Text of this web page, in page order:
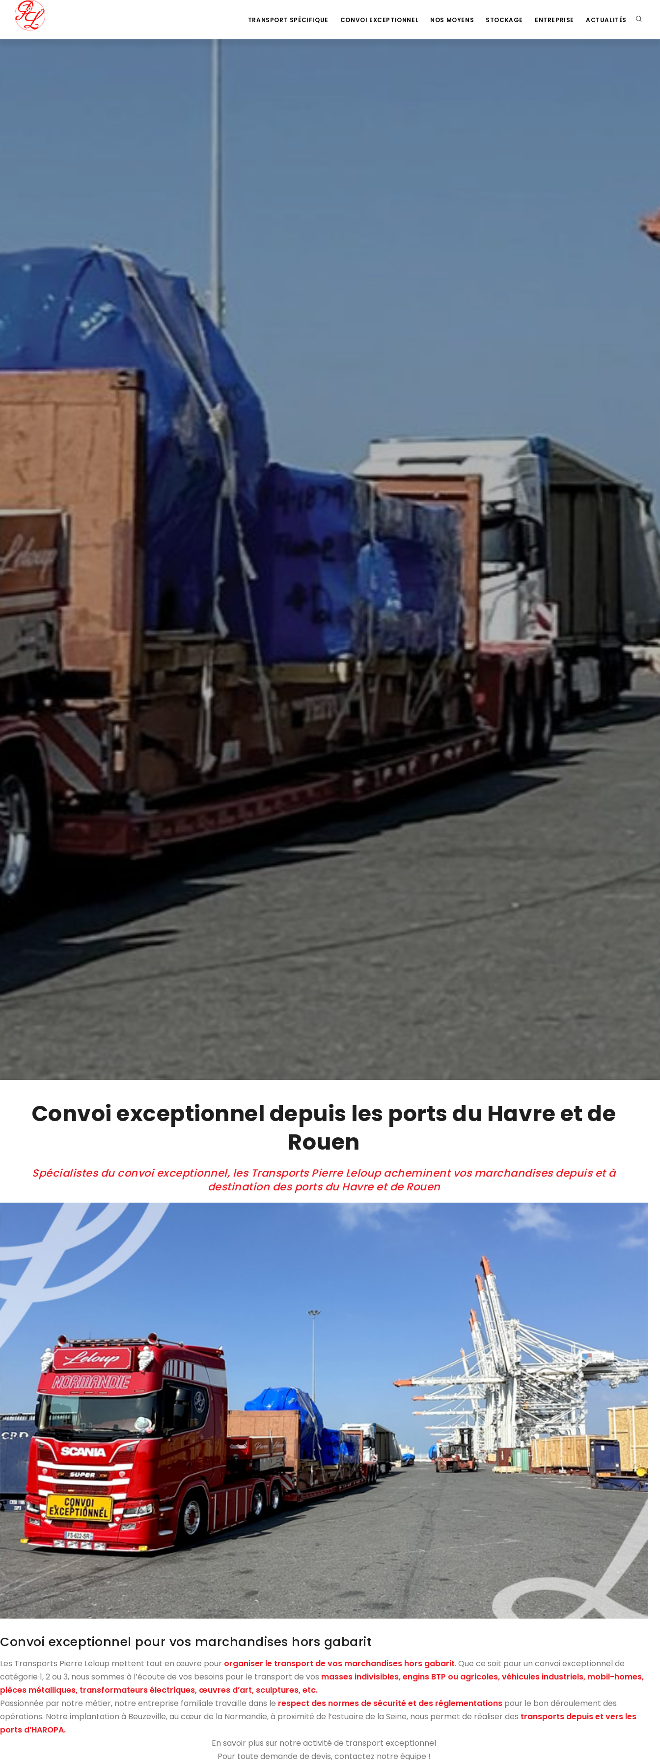
Téléphone: 02 32 56 65 32
TRANSPORT SPÉCIFIQUE
CONVOI EXCEPTIONNEL NOS MOYENS STOCKAGE ENTREPRISE ACTUALITÉS
Convoi exceptionnel depuis les ports du Havre et de
Rouen
Spécialistes du convoi exceptionnel, les Transports Pierre Leloup acheminent vos marchandises depuis et à
destination des ports du Havre et de Rouen
Convoi exceptionnel pour vos marchandises hors gabarit
Les Transports Pierre Leloup mettent tout en œuvre pour organiser le transport de vos marchandises hors gabarit. Que ce soit pour un convoi exceptionnel de
catégorie 1, 2 ou 3, nous sommes à l’écoute de vos besoins pour le transport de vos masses indivisibles, engins BTP ou agricoles, véhicules industriels, mobil-homes,
pièces métalliques, transformateurs électriques, œuvres d’art, sculptures, etc.
Passionnée par notre métier, notre entreprise familiale travaille dans le respect des normes de sécurité et des réglementations pour le bon déroulement des
opérations. Notre implantation à Beuzeville, au cœur de la Normandie, à proximité de l’estuaire de la Seine, nous permet de réaliser des transports depuis et vers les
ports d’HAROPA.
En savoir plus sur notre activité de transport exceptionnel
Pour toute demande de devis, contactez notre équipe !